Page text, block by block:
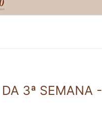
Pesquisar por:
3ª SEMANA -